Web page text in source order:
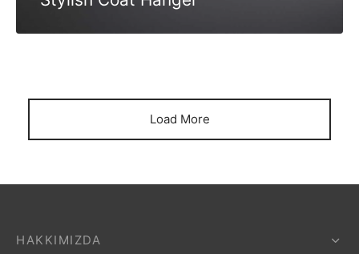
Load More
HAKKIMIZDA